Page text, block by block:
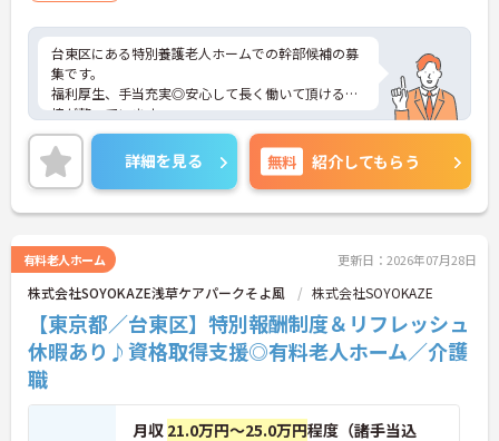
台東区にある特別養護老人ホームでの幹部候補の募
集です。
福利厚生、手当充実◎安心して長く働いて頂ける環
境が整っています。
また利用可能託児所あり★子育て世代の方にもオス
スメです！
あなたの経験やスキルを活かして、高齢者の皆さま
が安心して過ごせる空間づくりにチャレンジしてみ
ませんか？
お話しいたしますのでお気軽にご相談ください。
詳細を見る 無料 紹介してもらう
有料老人ホーム 更新日：2026年07月28日
株式会社SOYOKAZE浅草ケアパークそよ風 株式会社SOYOKAZE
【東京都／台東区】特別報酬制度＆リフレッシュ
休暇あり♪資格取得支援◎有料老人ホーム／介護
職
月収 21.0万円～25.0万円程度（諸手当込